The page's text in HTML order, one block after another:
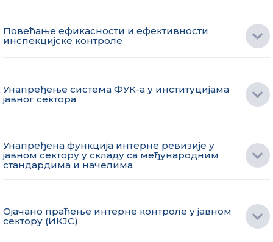
Повећање ефикасности и ефективности
инспекцијске контроле
Унапређење система ФУК-а у институцијама
јавног сектора
Унапређена функција интерне ревизије у
јавном сектору у складу са међународним
стандардима и начелима
Ојачано праћење интерне контроле у јавном
сектору (ИКЈС)